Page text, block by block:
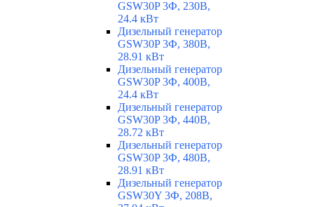
GSW30P 3Ф, 230В,
24.4 кВт
Дизельный генератор
GSW30P 3Ф, 380В,
28.91 кВт
Дизельный генератор
GSW30P 3Ф, 400В,
24.4 кВт
Дизельный генератор
GSW30P 3Ф, 440В,
28.72 кВт
Дизельный генератор
GSW30P 3Ф, 480В,
28.91 кВт
Дизельный генератор
GSW30Y 3Ф, 208В,